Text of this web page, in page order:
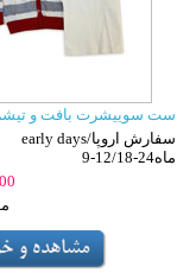
ست سوییشرت بافت و
early days/سفارش اروپا
9-12/18-24ماه